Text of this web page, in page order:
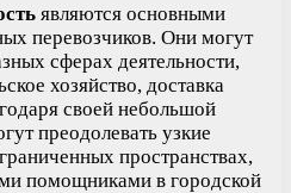
являются основными
перевозчиков. Они могут
сферах деятельности,
хозяйство, доставка
своей небольшой
преодолевать узкие
пространствах,
помощниками в городской